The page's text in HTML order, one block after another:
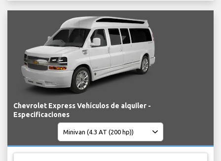
Chevrolet Express Vehículos de alquiler -
Especificaciones